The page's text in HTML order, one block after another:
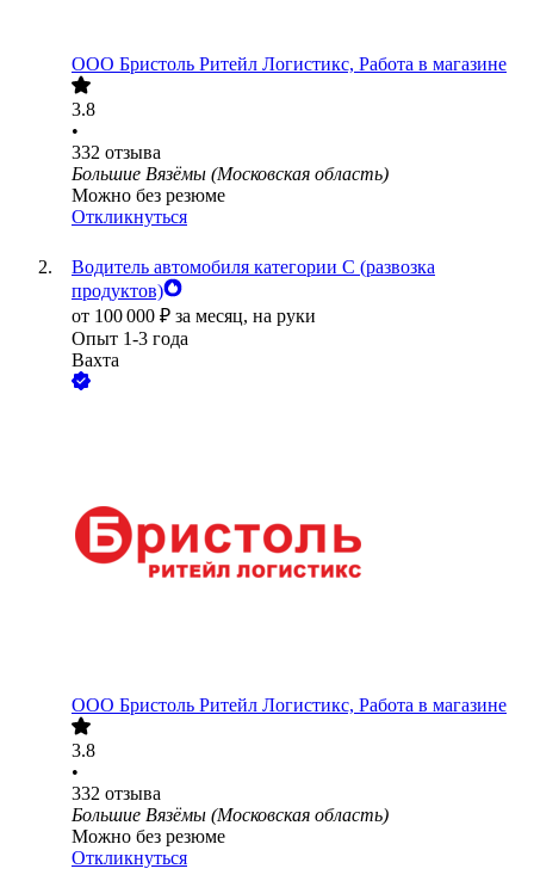
ООО Бристоль Ритейл Логистикс, Работа в магазине
3.8
•
332 отзыва
Большие Вязёмы (Московская область)
Можно без резюме
Откликнуться
Водитель автомобиля категории C (развозка
продуктов)
от 100 000 ₽ за месяц, на руки
Опыт 1-3 года
Вахта
ООО Бристоль Ритейл Логистикс, Работа в магазине
3.8
•
332 отзыва
Большие Вязёмы (Московская область)
Можно без резюме
Откликнуться